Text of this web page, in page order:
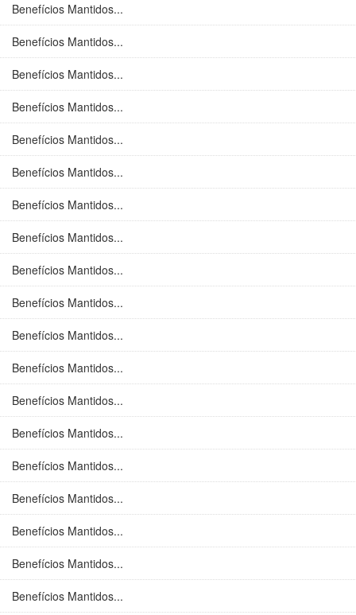
Benefícios Mantidos...
Benefícios Mantidos...
Benefícios Mantidos...
Benefícios Mantidos...
Benefícios Mantidos...
Benefícios Mantidos...
Benefícios Mantidos...
Benefícios Mantidos...
Benefícios Mantidos...
Benefícios Mantidos...
Benefícios Mantidos...
Benefícios Mantidos...
Benefícios Mantidos...
Benefícios Mantidos...
Benefícios Mantidos...
Benefícios Mantidos...
Benefícios Mantidos...
Benefícios Mantidos...
Benefícios Mantidos...